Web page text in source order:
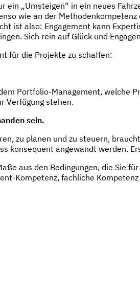
ein „Umsteigen“ in ein neues
wie an der
ist also: Engagement kann
Sich rein auf Glück und
für die Projekte zu schaffen:
Portfolio-Management, welche
Verfügung stehen.
sein.
zu planen und zu steuern,
konsequent angewandt werden.
aus den Bedingungen, die Sie
Kompetenz, fachliche